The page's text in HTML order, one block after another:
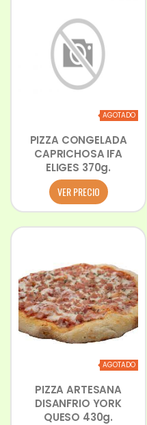
AGOTADO
PIZZA CONGELADA
CAPRICHOSA IFA
ELIGES 370g.
VER PRECIO
AGOTADO
PIZZA ARTESANA
DISANFRIO YORK
QUESO 430g.